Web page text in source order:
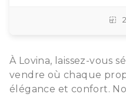
À Lovina, laissez-vous
vendre où chaque
élégance et confort.